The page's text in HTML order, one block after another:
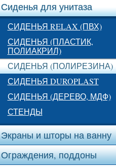
Сиденья для унитаза
СИДЕНЬЯ RELAX (ПВХ)
СИДЕНЬЯ (ПЛАСТИК,
ПОЛИАКРИЛ)
СИДЕНЬЯ (ПОЛИРЕЗИНА)
СИДЕНЬЯ DUROPLAST
СИДЕНЬЯ (ДЕРЕВО, МДФ)
СТЕНДЫ
Экраны и шторы на ванну
Ограждения, поддоны